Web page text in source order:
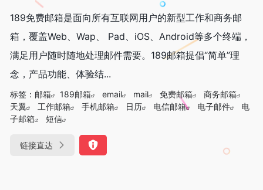
189免费邮箱是面向所有互联网用户的新型工作和商务邮
箱，覆盖Web、Wap、 Pad、iOS、Android等多个终端，
满足用户随时随地处理邮件需要。189邮箱提倡“简单”理
念，产品功能、体验结...
标签： 邮箱 189邮箱 email mail 免费邮箱
商务邮箱
天翼
工作邮箱 手机邮箱 日历 电信邮箱 电子邮件
电
子邮箱
短信
链接直达